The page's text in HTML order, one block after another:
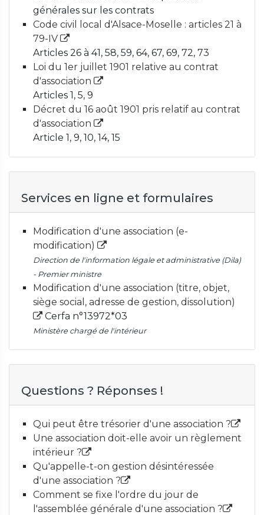
générales sur les contrats
Code civil local d'Alsace-Moselle : articles 21 à
79-IV
Articles 26 à 41, 58, 59, 64, 67, 69, 72, 73
Loi du 1er juillet 1901 relative au contrat
d'association
Articles 1, 5, 9
Décret du 16 août 1901 pris relatif au contrat
d'association
Article 1, 9, 10, 14, 15
Services en ligne et formulaires
Modification d'une association (e-
modification)
Direction de l'information légale et administrative (Dila)
- Premier ministre
Modification d'une association (titre, objet,
siège social, adresse de gestion, dissolution)
Cerfa n°13972*03
Ministère chargé de l'intérieur
Questions ? Réponses !
Qui peut être trésorier d'une association ?
Une association doit-elle avoir un règlement
intérieur ?
Qu'appelle-t-on gestion désintéressée
d'une association ?
Comment se fixe l'ordre du jour de
l'assemblée générale d'une association ?